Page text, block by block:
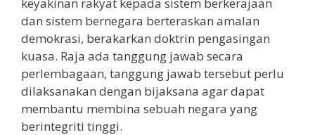
dan sistem bernegara berteraskan amalan
demokrasi, berakarkan doktrin pengasingan
kuasa. Raja ada tanggung jawab secara
perlembagaan, tanggung jawab tersebut perlu
dilaksanakan dengan bijaksana agar dapat
membantu membina sebuah negara yang
berintegriti tinggi.